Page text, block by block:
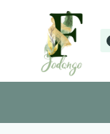
содержимому